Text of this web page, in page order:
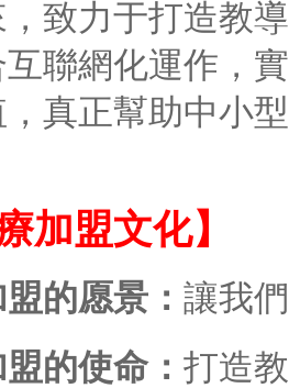
致力于打造教
聯網化運作，
真正幫助中小
加盟文化】
的愿景： 讓我
的使命： 打造